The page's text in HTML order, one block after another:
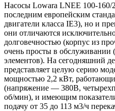
Насосы Lowara LNEE 100-160/
последним европейским
двигатели класса IE3), но и
они отличаются
долговечностью (корпус из
очень просты в
элементов). На сегодняшний
представляет целую серию
мощностью 2,2 кВт,
(напряжение — 380В,
об/мин), и имеющим
подачу от 35 до 113 м3/ч